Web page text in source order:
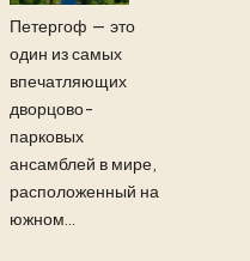
Петергоф — это
один из самых
впечатляющих
дворцово-
парковых
ансамблей в мире,
расположенный на
южном...